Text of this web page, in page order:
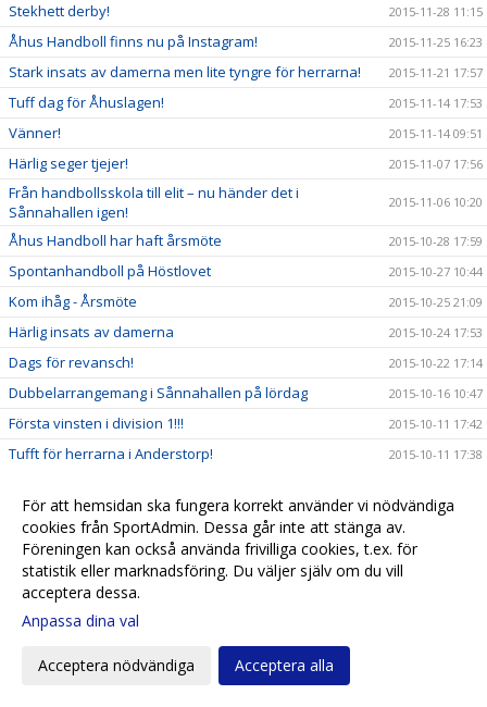
Stekhett derby! 2015-11-28 11:15
Åhus Handboll finns nu på Instagram! 2015-11-25 16:23
Stark insats av damerna men lite tyngre för herrarna! 2015-11-21 17:57
Tuff dag för Åhuslagen! 2015-11-14 17:53
Vänner! 2015-11-14 09:51
Härlig seger tjejer! 2015-11-07 17:56
Från handbollsskola till elit – nu händer det i
Sånnahallen igen!
2015-11-06 10:20
Åhus Handboll har haft årsmöte 2015-10-28 17:59
Spontanhandboll på Höstlovet 2015-10-27 10:44
Kom ihåg - Årsmöte 2015-10-25 21:09
Härlig insats av damerna 2015-10-24 17:53
Dags för revansch! 2015-10-22 17:14
Dubbelarrangemang i Sånnahallen på lördag 2015-10-16 10:47
Första vinsten i division 1!!! 2015-10-11 17:42
Tufft för herrarna i Anderstorp! 2015-10-11 17:38
Årsmöte 2015-10-04 21:00
Premiärnerver för damerna men herrarna vann! 2015-10-04 13:30
Debut i div 1!!! 2015-10-01 09:28
Hemmapremiär - vi bjuder alla på entrén!
Inspringslag till Seniorlagen Hösten 2015
Vill du börja spela handboll?
För att hemsidan ska fungera korrekt använder vi nödvändiga
cookies från SportAdmin. Dessa går inte att stänga av.
Föreningen kan också använda frivilliga cookies, t.ex. för
statistik eller marknadsföring. Du väljer själv om du vill
acceptera dessa.
Anpassa dina val
Acceptera nödvändiga Acceptera alla